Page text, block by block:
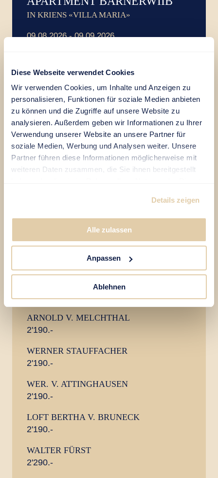
Diese Webseite verwendet Cookies
Wir verwenden Cookies, um Inhalte und Anzeigen zu
personalisieren, Funktionen für soziale Medien anbieten
zu können und die Zugriffe auf unsere Website zu
analysieren. Außerdem geben wir Informationen zu Ihrer
Verwendung unserer Website an unsere Partner für
soziale Medien, Werbung und Analysen weiter. Unsere
Partner führen diese Informationen möglicherweise mit
weiteren Daten zusammen, die Sie ihnen bereitgestellt
Details zeigen
Alle zulassen
Anpassen
Ablehnen
DE | EN
IN KRIENS «VILLA MARIA»
09.08.2026 - 09.09.2026
Parking lot monthly
Montly 2'090.-
Prices in CHF
NON-BINDING INQUIRY
ALTDORF «REISER»
2'090.-
ARNOLD V. MELCHTHAL
2'190.-
WERNER STAUFFACHER
2'190.-
WER. V. ATTINGHAUSEN
2'190.-
LOFT BERTHA V. BRUNECK
2'190.-
WALTER FÜRST
2'290.-